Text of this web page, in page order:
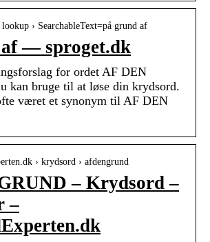
› SearchableText=på grund af
— sproget.dk
for ordet AF DEN
kan bruge til at løse din krydsord.
været et synonym til AF DEN
› krydsord › afdengrund
– Krydsord –
–